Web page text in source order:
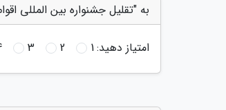
به "تقلیل جشنواره بین المللی
امتیاز دهید:1
2
3